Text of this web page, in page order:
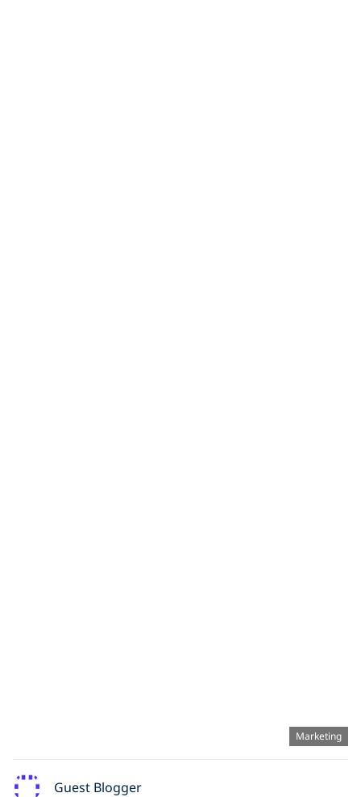
Marketing
Guest Blogger